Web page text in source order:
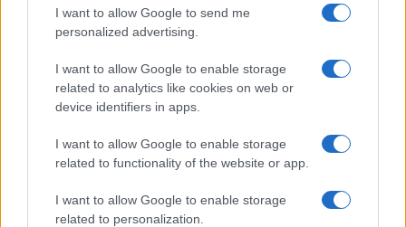
I want to allow Google to send me
personalized advertising.
I want to allow Google to enable storage
related to analytics like cookies on web or
device identifiers in apps.
I want to allow Google to enable storage
related to functionality of the website or app.
I want to allow Google to enable storage
related to personalization.
Così si ingozza la Bestia statale
diEnrico Foscarini
11 Dicembre 2025, 10:02